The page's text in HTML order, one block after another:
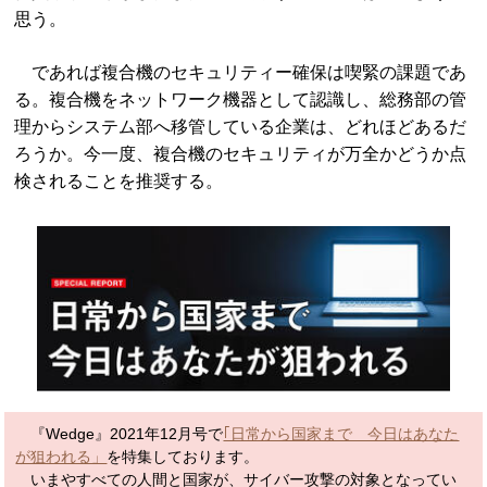
思う。
であれば複合機のセキュリティー確保は喫緊の課題であ
る。複合機をネットワーク機器として認識し、総務部の管
理からシステム部へ移管している企業は、どれほどあるだ
ろうか。今一度、複合機のセキュリティが万全かどうか点
検されることを推奨する。
『Wedge』2021年12月号で ｢日常から国家まで 今日はあなた
が狙われる」 を特集しております。
いまやすべての人間と国家が、サイバー攻撃の対象となってい